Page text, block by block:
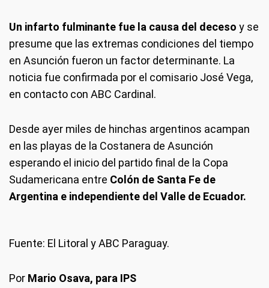
Un infarto fulminante fue la causa del deceso y se
presume que las extremas condiciones del tiempo
en Asunción fueron un factor determinante. La
noticia fue confirmada por el comisario José Vega,
en contacto con ABC Cardinal.
Desde ayer miles de hinchas argentinos acampan
en las playas de la Costanera de Asunción
esperando el inicio del partido final de la Copa
Sudamericana entre Colón de Santa Fe de
Argentina e independiente del Valle de Ecuador.
Fuente: El Litoral y ABC Paraguay.
Por Mario Osava, para IPS